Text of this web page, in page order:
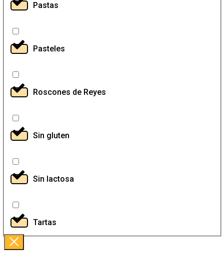
Pastas
Pasteles
Roscones de Reyes
Sin gluten
Sin lactosa
Tartas